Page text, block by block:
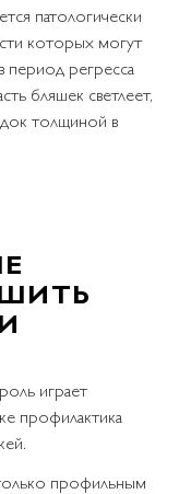
патологически
которых могут
период регресса
бляшек светлеет,
толщиной в
играет
профилактика
профильным